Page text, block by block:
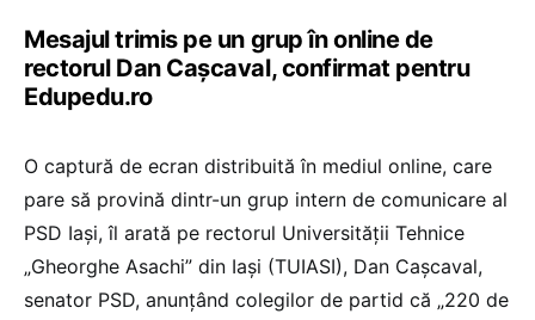
Mesajul trimis pe un grup în online de
rectorul Dan Cașcaval, confirmat pentru
Edupedu.ro
O captură de ecran distribuită în mediul online, care
pare să provină dintr-un grup intern de comunicare al
PSD Iași, îl arată pe rectorul Universității Tehnice
„Gheorghe Asachi” din Iași (TUIASI), Dan Cașcaval,
senator PSD, anunțând colegilor de partid că „220 de